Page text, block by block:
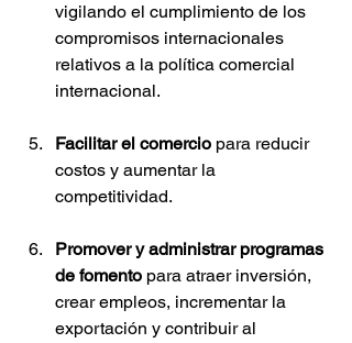
vigilando el cumplimiento de los
compromisos internacionales
relativos a la política comercial
internacional.
Facilitar el comercio para reducir
costos y aumentar la
competitividad.
Promover y administrar programas
de fomento para atraer inversión,
crear empleos, incrementar la
exportación y contribuir al